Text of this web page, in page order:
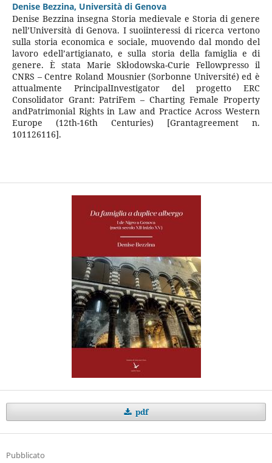
Denise Bezzina, Università di Genova
Denise Bezzina insegna Storia medievale e Storia di genere
nell’Università di Genova. I suoiinteressi di ricerca vertono
sulla storia economica e sociale, muovendo dal mondo del
lavoro edell’artigianato, e sulla storia della famiglia e di
genere. È stata Marie Skłodowska-Curie Fellowpresso il
CNRS – Centre Roland Mousnier (Sorbonne Université) ed è
attualmente PrincipalInvestigator del progetto ERC
Consolidator Grant: PatriFem – Charting Female Property
andPatrimonial Rights in Law and Practice Across Western
Europe (12th-16th Centuries) [Grantagreement n.
101126116].
pdf
Pubblicato